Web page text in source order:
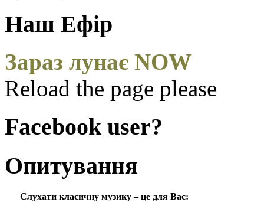
Наш Ефір
Зараз лунає NOW
Reload the page please
Facebook user?
Опитування
Слухати класичну музику – це для Вас: